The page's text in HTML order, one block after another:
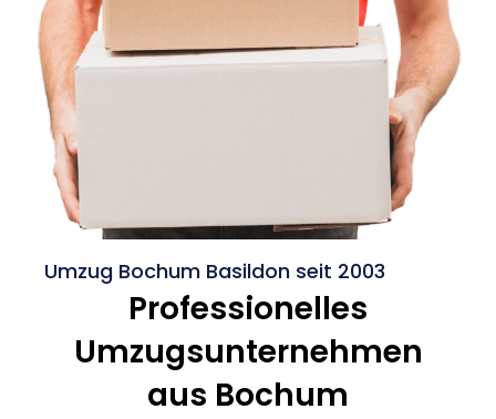
Umzug Bochum Basildon seit 2003
Professionelles
Umzugsunternehmen
aus Bochum